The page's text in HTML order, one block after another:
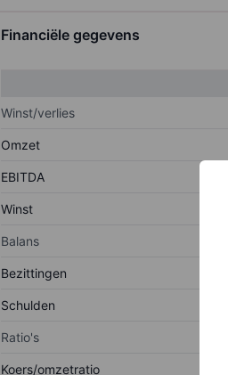
Financiële gegevens
Winst/verlies
Omzet
EBITDA
Winst
Balans
Bezittingen
Schulden
Ratio's
Koers/omzetratio